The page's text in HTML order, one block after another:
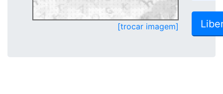
[trocar imagem]